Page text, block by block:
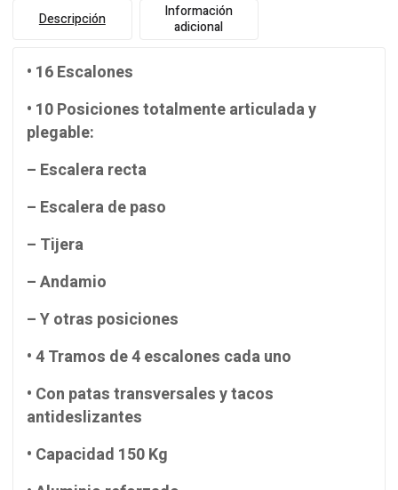
Descripción
Información
adicional
• 16 Escalones
• 10 Posiciones totalmente articulada y
plegable:
– Escalera recta
– Escalera de paso
– Tijera
– Andamio
– Y otras posiciones
• 4 Tramos de 4 escalones cada uno
• Con patas transversales y tacos
antideslizantes
• Capacidad 150 Kg